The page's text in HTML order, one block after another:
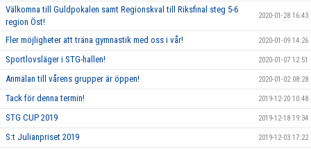
Välkomna till Guldpokalen samt Regionskval till Riksfinal steg 5-6
region Öst!
2020-01-28 16:43
Fler möjligheter att träna gymnastik med oss i vår! 2020-01-09 14:26
Sportlovsläger i STG-hallen! 2020-01-07 12:51
Anmälan till vårens grupper är öppen! 2020-01-02 08:28
Tack för denna termin! 2019-12-20 10:48
STG CUP 2019 2019-12-18 19:34
S:t Julianpriset 2019 2019-12-03 17:22